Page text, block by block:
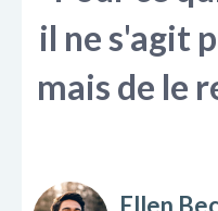
il ne s'agit
mais de le